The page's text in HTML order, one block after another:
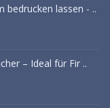
bedrucken lassen - ..
– Ideal für Fir ..